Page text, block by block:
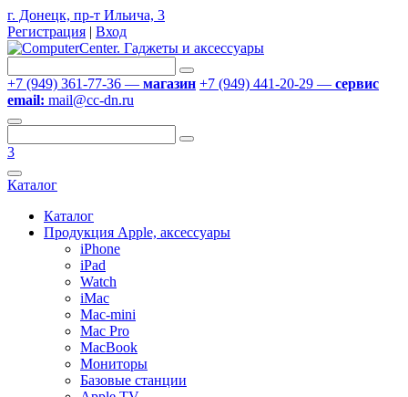
г. Донецк, пр-т Ильича, 3
Регистрация | Вход
+7 (949) 361-77-36 — магазин +7 (949) 441-20-29 — сервис
email: mail@cc-dn.ru
3
Каталог
Каталог
Продукция Apple, аксессуары
iPhone
iPad
Watch
iMac
Mac-mini
Mac Pro
MacBook
Мониторы
Базовые станции